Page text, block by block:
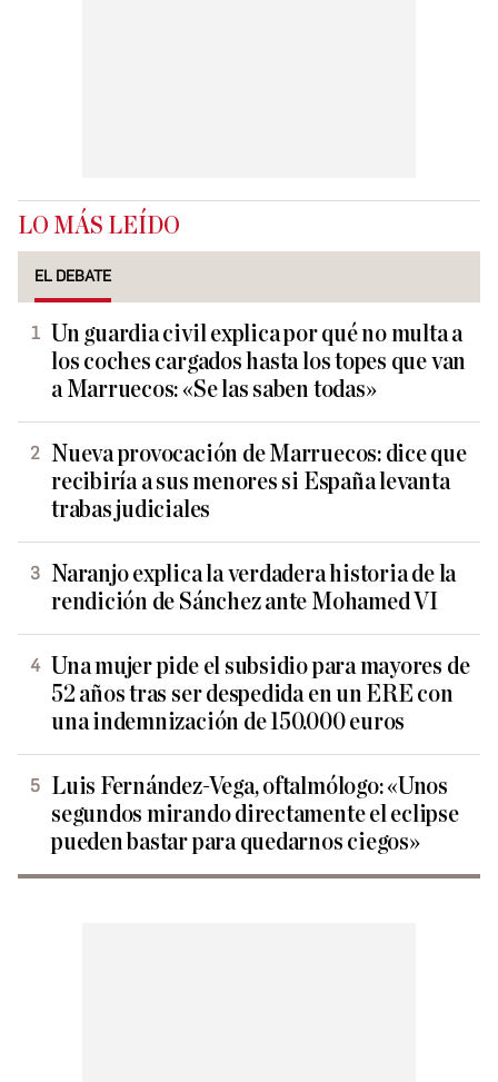
LO MÁS LEÍDO
EL DEBATE
Un guardia civil explica por qué no multa a
los coches cargados hasta los topes que van
a Marruecos: «Se las saben todas»
Nueva provocación de Marruecos: dice que
recibiría a sus menores si España levanta
trabas judiciales
Naranjo explica la verdadera historia de la
rendición de Sánchez ante Mohamed VI
Una mujer pide el subsidio para mayores de
52 años tras ser despedida en un ERE con
una indemnización de 150.000 euros
Luis Fernández-Vega, oftalmólogo: «Unos
segundos mirando directamente el eclipse
pueden bastar para quedarnos ciegos»